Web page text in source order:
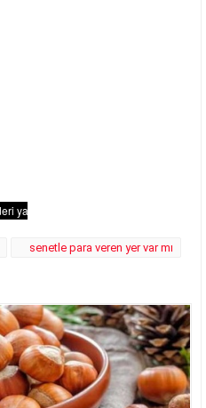
senetle para veren yer var mı